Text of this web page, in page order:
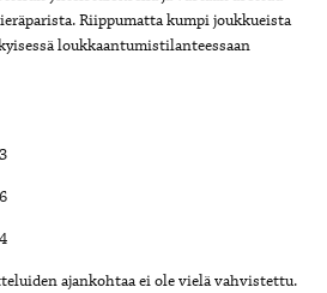
Riippumatta kumpi joukkueista
loukkaantumistilanteessaan
ajankohtaa ei ole vielä vahvistettu.